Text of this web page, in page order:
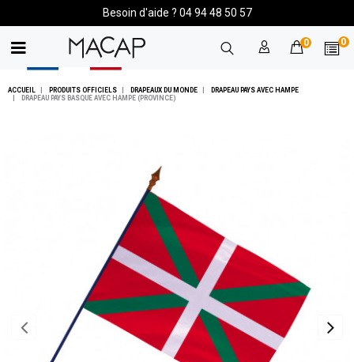
Besoin d'aide ? 04 94 48 50 57
0 0
ACCUEIL PRODUITS OFFICIELS DRAPEAUX DU MONDE
DRAPEAU PAYS AVEC HAMPE
DRAPEAU PAYS BASQUE AVEC HAMPE (PROVINCE)